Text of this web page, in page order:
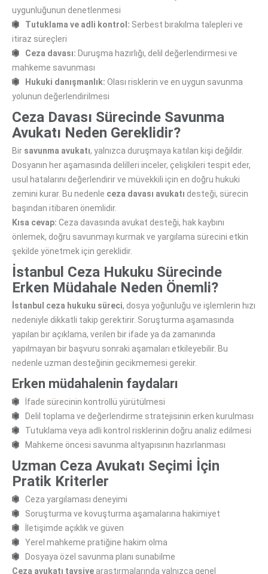
uygunluğunun denetlenmesi
Tutuklama ve adli kontrol: Serbest bırakılma talepleri ve
itiraz süreçleri
Ceza davası: Duruşma hazırlığı, delil değerlendirmesi ve
mahkeme savunması
Hukuki danışmanlık: Olası risklerin ve en uygun savunma
yolunun değerlendirilmesi
Ceza Davası Sürecinde Savunma
Avukatı Neden Gereklidir?
Bir savunma avukatı, yalnızca duruşmaya katılan kişi değildir.
Dosyanın her aşamasında delilleri inceler, çelişkileri tespit eder,
usul hatalarını değerlendirir ve müvekkili için en doğru hukuki
zemini kurar. Bu nedenle ceza davası avukatı desteği, sürecin
başından itibaren önemlidir.
Kısa cevap: Ceza davasında avukat desteği, hak kaybını
önlemek, doğru savunmayı kurmak ve yargılama sürecini etkin
şekilde yönetmek için gereklidir.
İstanbul Ceza Hukuku Sürecinde
Erken Müdahale Neden Önemli?
İstanbul ceza hukuku süreci, dosya yoğunluğu ve işlemlerin hızı
nedeniyle dikkatli takip gerektirir. Soruşturma aşamasında
yapılan bir açıklama, verilen bir ifade ya da zamanında
yapılmayan bir başvuru sonraki aşamaları etkileyebilir. Bu
nedenle uzman desteğinin gecikmemesi gerekir.
Erken müdahalenin faydaları
İfade sürecinin kontrollü yürütülmesi
Delil toplama ve değerlendirme stratejisinin erken kurulması
Tutuklama veya adli kontrol risklerinin doğru analiz edilmesi
Mahkeme öncesi savunma altyapısının hazırlanması
Uzman Ceza Avukatı Seçimi İçin
Pratik Kriterler
Ceza yargılaması deneyimi
Soruşturma ve kovuşturma aşamalarına hakimiyet
İletişimde açıklık ve güven
Yerel mahkeme pratiğine hakim olma
Dosyaya özel savunma planı sunabilme
Ceza avukatı tavsiye araştırmalarında yalnızca genel